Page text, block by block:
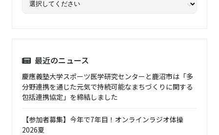
最近のニュース
慶應義塾大学スポーツ医学研究センターと鹿沼市は「多
分野連携を通じた元気で持続可能なまちづくりに関する
包括連携協定」を締結しました
【参加者募集】今年で7年目！オンラインラジオ体操
2026夏